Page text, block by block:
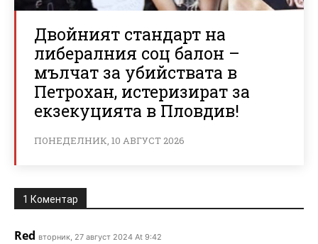
Двойният стандарт на
либералния соц балон –
мълчат за убийствата в
Петрохан, истеризират за
екзекуцията в Пловдив!
ПОНЕДЕЛНИК, 10 АВГУСТ 2026
1 Коментар
Red вторник, 27 август 2024 At 9:42